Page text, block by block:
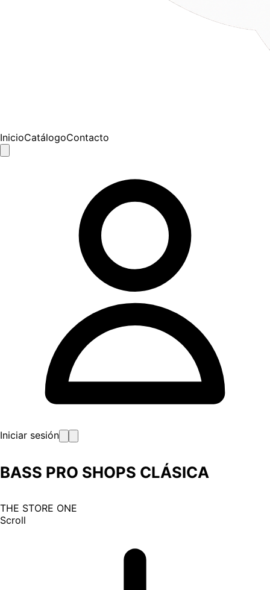
InicioCatálogoContacto
Iniciar sesión
BASS PRO SHOPS CLÁSICA
THE STORE ONE
Scroll